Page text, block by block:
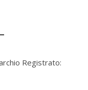
Registrato: